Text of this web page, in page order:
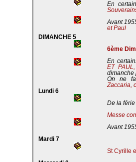
En
Avant
et Paul
DIMANCHE 5
6ème
En
ET
dimanche
On ne
Zaccaria,
Lundi 6
De la férie
Messe
Avant
Mardi 7
St Cyrille